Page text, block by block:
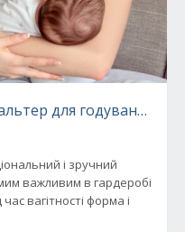
для годування:
і зручний
важливим в гардеробі
вагітності форма і